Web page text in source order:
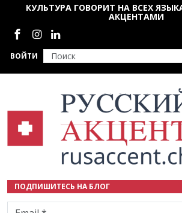
Перейти к основному содержанию
ВОЙТИ
КУЛЬТУРА ГОВОРИТ НА ВСЕХ
АКЦЕНТАМИ
Социальные сети
ПОДПИШИТЕСЬ НА БЛОГ
Email